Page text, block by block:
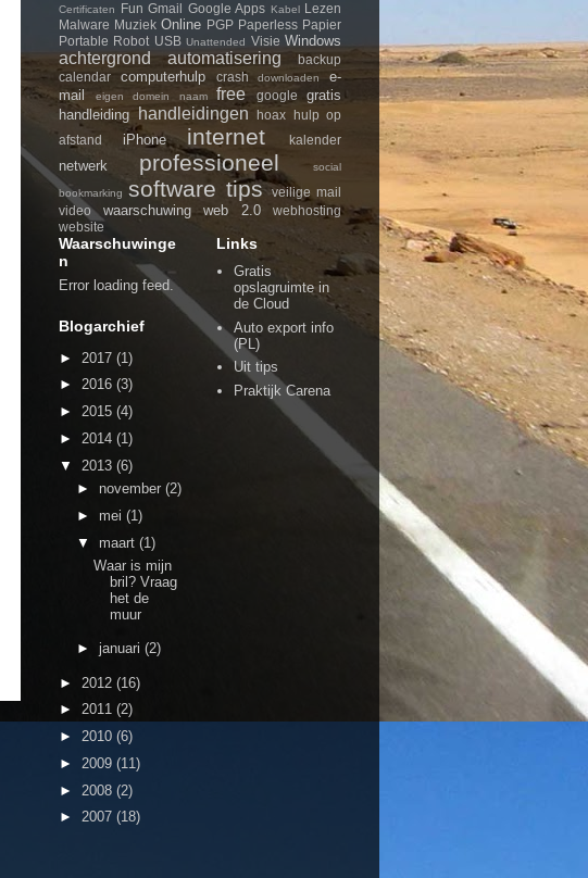
Certificaten
Fun Gmail Google Apps Kabel Lezen
Malware Muziek Online PGP Paperless Papier
Portable Robot USB Unattended Visie Windows
achtergrond automatisering
backup
calendar
computerhulp crash downloaden
e-
mail
eigen domein naam free google
gratis
handleiding handleidingen hoax hulp op
afstand
iPhone internet kalender
netwerk professioneel social
bookmarking software tips
veilige mail
video
waarschuwing web 2.0
webhosting
website
Waarschuwinge
n
Error loading feed.
Blogarchief
► 2017 (1)
► 2016 (3)
► 2015 (4)
► 2014 (1)
▼ 2013 (6)
► november (2)
► mei (1)
▼ maart (1)
Waar is mijn
bril? Vraag
het de
muur
► januari (2)
► 2012 (16)
► 2011 (2)
► 2010 (6)
► 2009 (11)
► 2008 (2)
► 2007 (18)
Links
Gratis
opslagruimte in
de Cloud
Auto export info
(PL)
Uit tips
Praktijk Carena